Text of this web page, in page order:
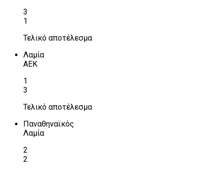
3
1
Τελικό αποτέλεσμα
Λαμία
ΑΕΚ
1
3
Τελικό αποτέλεσμα
Παναθηναϊκός
Λαμία
2
2